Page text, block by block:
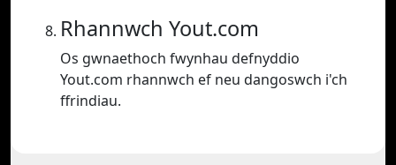
Rhannwch Yout.com
Os gwnaethoch fwynhau defnyddio
Yout.com rhannwch ef neu dangoswch i'ch
ffrindiau.